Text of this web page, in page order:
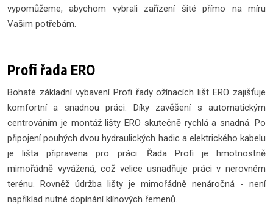
vypomůžeme, abychom vybrali zařízení šité přímo na míru
Vašim potřebám.
Profi řada ERO
Bohaté základní vybavení Profi řady ožínacích lišt ERO zajišťuje
komfortní a snadnou práci. Díky zavěšení s automatickým
centrováním je montáž lišty ERO skutečně rychlá a snadná. Po
připojení pouhých dvou hydraulických hadic a elektrického kabelu
je lišta připravena pro práci. Řada Profi je hmotnostně
mimořádně vyvážená, což velice usnadňuje práci v nerovném
terénu. Rovněž údržba lišty je mimořádně nenáročná - není
například nutné dopínání klínových řemenů.